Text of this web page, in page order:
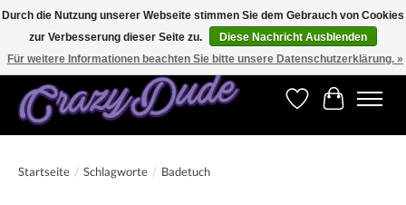
Versandkostenfrei bestellen ab CHF 200.00 in der Schweiz und ab EUR 250.00 in den
meisten Ländern weltweit.
Wunschzettel
Ihr
Startseite / Schlagworte / Badetuch
Durch die Nutzung unserer Webseite stimmen Sie dem Gebrauch von Cookies
zur Verbesserung dieser Seite zu.
Diese Nachricht Ausblenden
Für weitere Informationen beachten Sie bitte unsere Datenschutzerklärung. »